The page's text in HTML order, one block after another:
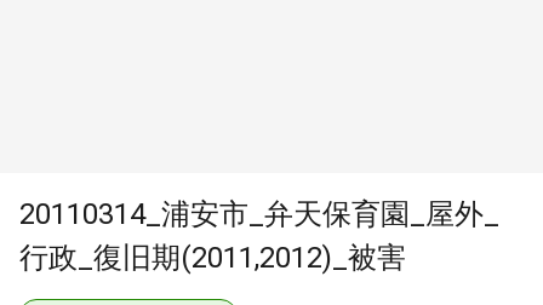
20110314_浦安市_弁天保育園_屋外_
行政_復旧期(2011,2012)_被害